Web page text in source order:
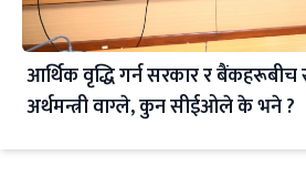
आर्थिक वृद्धि गर्न सरकार र बैंकहरूबीच
अर्थमन्त्री वाग्ले, कुन सीईओले के भने ?